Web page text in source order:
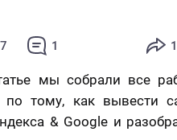
1
мы собрали все
по тому, как вывести
& Google и